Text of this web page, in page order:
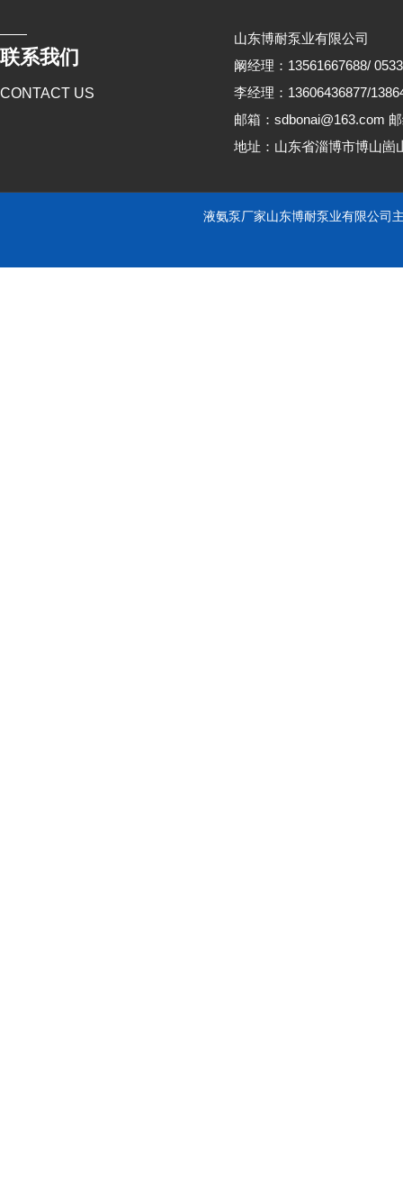
联系我们
CONTACT US
山东博耐泵业有限公司
阚经理：13561667688/
李经理：13606436877/
邮箱：sdbonai@163.com
地址：山东省淄博市博山崮
液氨泵厂家山东博耐泵业有限公司